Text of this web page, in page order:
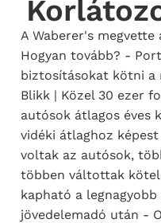
A Waberer's
Hogyan tovább? -
biztosításokat kötni a
Blikk | Közel 30 ezer
autósok átlagos éves
vidéki átlaghoz
voltak az autósok,
többen váltottak
kapható a
jövedelemadó után -